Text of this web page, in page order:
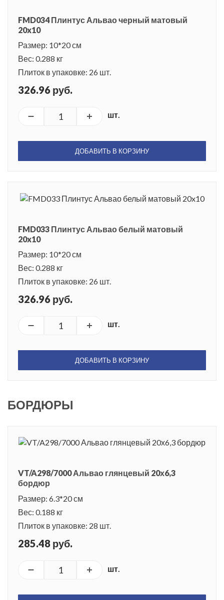
FMD034 Плинтус Альвао черный матовый
20x10
Размер: 10*20 см
Вес: 0.288 кг
Плиток в упаковке: 26 шт.
326.96 руб.
шт.
ДОБАВИТЬ В КОРЗИНУ
FMD033 Плинтус Альвао белый матовый
20x10
Размер: 10*20 см
Вес: 0.288 кг
Плиток в упаковке: 26 шт.
326.96 руб.
шт.
ДОБАВИТЬ В КОРЗИНУ
БОРДЮРЫ
VT/A298/7000 Альвао глянцевый 20х6,3
бордюр
Размер: 6.3*20 см
Вес: 0.188 кг
Плиток в упаковке: 28 шт.
285.48 руб.
шт.